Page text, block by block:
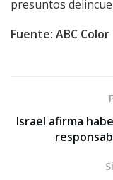
presuntos
Fuente: ABC Color
Israel afirma